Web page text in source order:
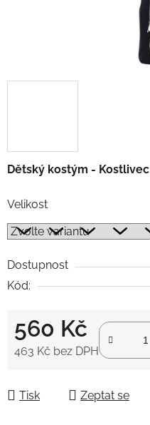
Dětský kostým - Kostlivec
Velikost
Dostupnost
Kód:
560 Kč
463 Kč bez DPH
Tisk Zeptat se